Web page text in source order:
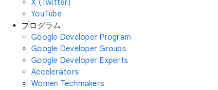
X (Twitter)
YouTube
プログラム
Google Developer Program
Google Developer Groups
Google Developer Experts
Accelerators
Women Techmakers